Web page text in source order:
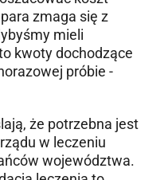
zmaga się z
mieli
kwoty dochodzące
próbie -
że potrzebna jest
w leczeniu
województwa.